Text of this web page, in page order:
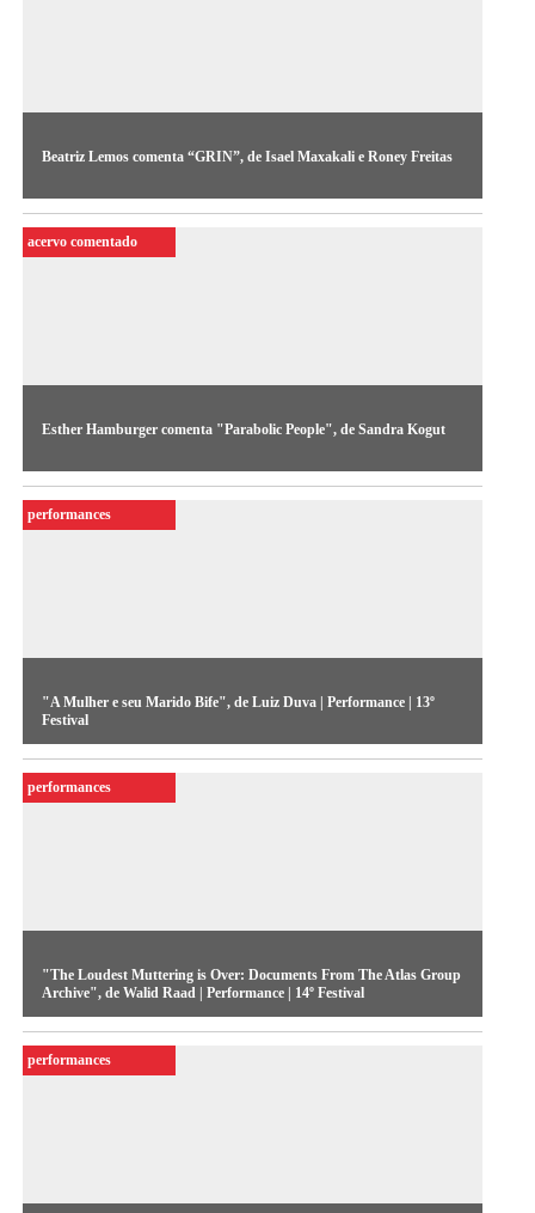
Beatriz Lemos comenta “GRIN”, de Isael Maxakali e Roney Freitas
A curadora e pesquisadora Beatriz Lemos reflete sobre GRIN
(2016), de Isael Maxakali e Roney Freitas.
Esther Hamburger comenta "Parabolic People", de Sandra Kogut
Nesta edição do Acervo Comentado, a professora Esther
Hamburger reflete sobre “Parabolic People” (1991), obra em
vídeo de Sandra Kogut.
acervo comentado
"A Mulher e seu Marido Bife", de Luiz Duva | Performance | 13º
Festival
A relação de uma mulher com seu marido, um bife: entre
pancadas, amassos e apertos, o desenrolar dessa paixão.
performances
"The Loudest Muttering is Over: Documents From The Atlas Group
Archive", de Walid Raad | Performance | 14º Festival
Imagens fotográficas e memórias recolhidas junto às fontes
mais diversas vão compondo recortes que elucidam questões
performances
performances